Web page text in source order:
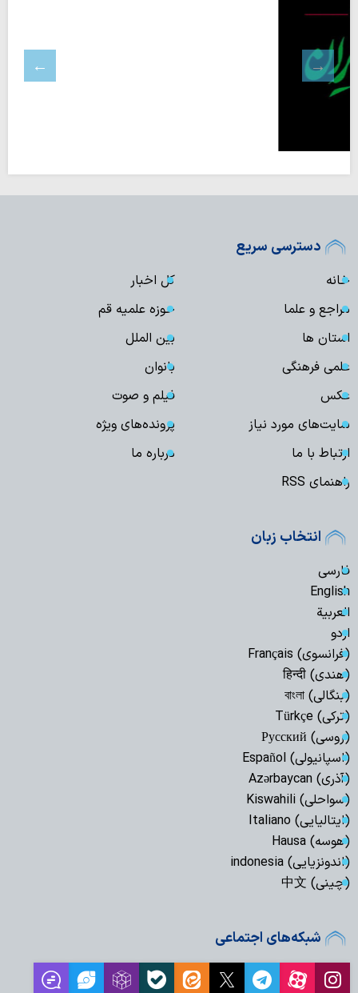
دسترسی سریع
خانه
کل اخبار
مراجع و علما
حوزه علمیه قم
استان ها
بین الملل
علمی فرهنگی
بانوان
عکس
فیلم و صوت
سایت‌های مورد نیاز
پرونده‌های ویژه
ارتباط با ما
درباره ما
راهنمای RSS
انتخاب زبان
فارسی
English
العربیة
اردو
(فرانسوی) Français
(هندی) हिन्दी
(بنگالی) বাংলা
(ترکی) Türkçe
(روسی) Русский
(اسپانیولی) Español
(آذری) Azərbaycan
(سواحلی) Kiswahili
(ایتالیایی) Italiano
(هوسه) Hausa
(اندونزیایی) indonesia
(چینی) 中文
شبکه‌های اجتماعی